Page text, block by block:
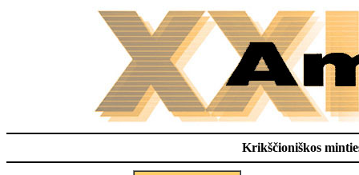
Krikščioniškos